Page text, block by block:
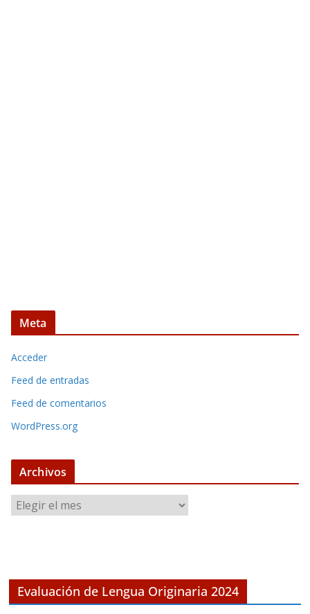
Meta
Acceder
Feed de entradas
Feed de comentarios
WordPress.org
Archivos
r
o
Evaluación de Lengua Originaria 2024